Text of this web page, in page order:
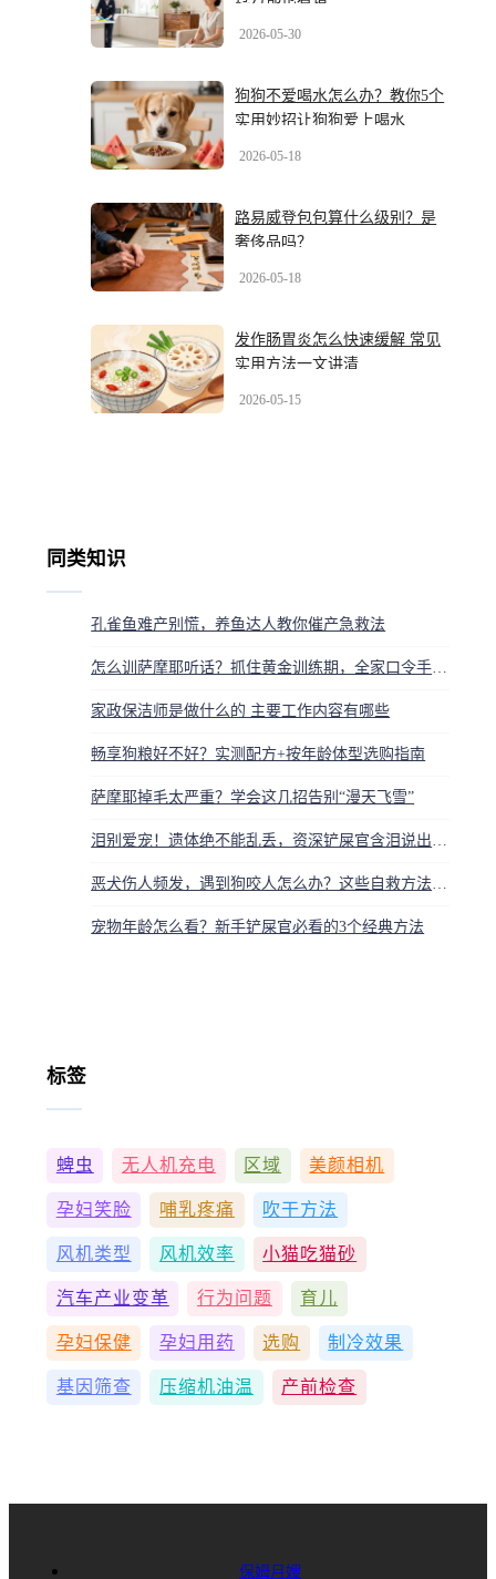
2026-05-30
狗狗不爱喝水怎么办？教你5个
实用妙招让狗狗爱上喝水
2026-05-18
路易威登包包算什么级别？是
奢侈品吗？
2026-05-18
发作肠胃炎怎么快速缓解 常见
实用方法一文讲清
2026-05-15
同类知识
孔雀鱼难产别慌，养鱼达人教你催产急救法
家政保洁师是做什么的 主要工作内容有哪些
畅享狗粮好不好？实测配方+按年龄体型选购指南
萨摩耶掉毛太严重？学会这几招告别“漫天飞雪”
宠物年龄怎么看？新手铲屎官必看的3个经典方法
标签
蜱虫 无人机充电 区域 美颜相机
孕妇笑脸 哺乳疼痛 吹干方法
风机类型 风机效率 小猫吃猫砂
汽车产业变革 行为问题 育儿
孕妇保健 孕妇用药 选购 制冷效果
基因筛查 压缩机油温 产前检查
保姆月嫂